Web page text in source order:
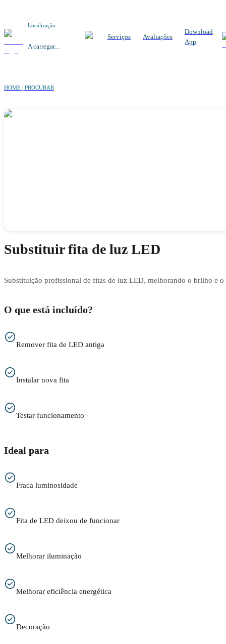
Localização
A carregar...
Serviços Avaliações
Download
App
HOME | PROCURAR
Substituir fita de luz LED
Substituição profissional de fitas de luz LED, melhorando o brilho e o
O que está incluído?
Remover fita de LED antiga
Instalar nova fita
Testar funcionamento
Ideal para
Fraca luminosidade
Fita de LED deixou de funcionar
Melhorar iluminação
Melhorar eficiência energética
Decoração